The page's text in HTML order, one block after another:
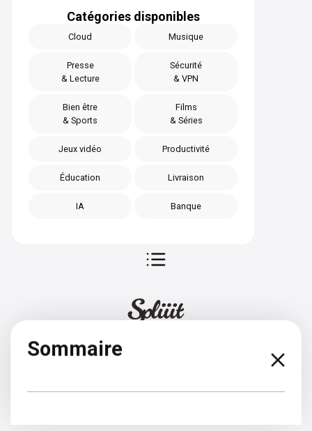
Catégories disponibles
Cloud Musique
Presse
& Lecture
Sécurité
& VPN
Bien être
& Sports
Films
& Séries
Jeux vidéo Productivité
Éducation Livraison
IA Banque
Sommaire